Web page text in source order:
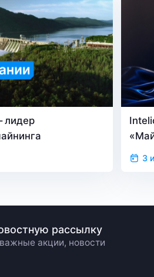
лидер
3
рассылку
акции, новости